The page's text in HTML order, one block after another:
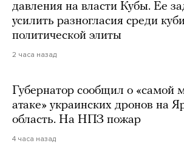
давления на власти Кубы. Ее
усилить разногласия среди
политической элиты
2 часа назад
Губернатор сообщил о «самой
атаке» украинских дронов на
область. На НПЗ пожар
4 часа назад